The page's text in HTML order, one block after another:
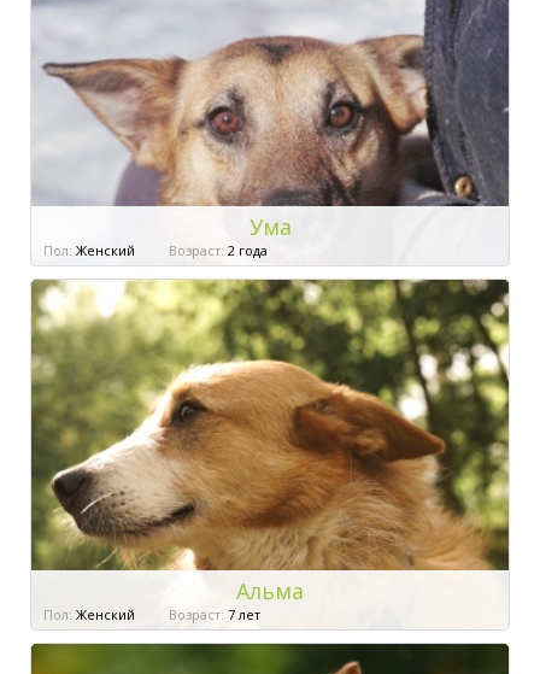
Ума
Пол: Женский Возраст: 2 года
Альма
Пол: Женский Возраст: 7 лет